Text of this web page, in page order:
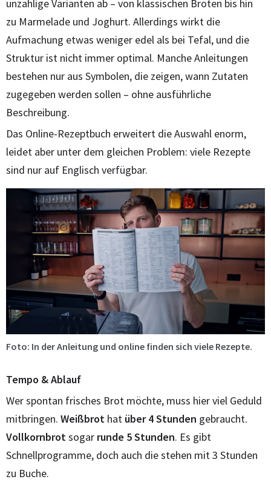
unzählige Varianten ab – von klassischen Broten bis hin
zu Marmelade und Joghurt. Allerdings wirkt die
Aufmachung etwas weniger edel als bei Tefal, und die
Struktur ist nicht immer optimal. Manche Anleitungen
bestehen nur aus Symbolen, die zeigen, wann Zutaten
zugegeben werden sollen – ohne ausführliche
Beschreibung.
Das Online-Rezeptbuch erweitert die Auswahl enorm,
leidet aber unter dem gleichen Problem: viele Rezepte
sind nur auf Englisch verfügbar.
Foto: In der Anleitung und online finden sich viele Rezepte.
Tempo & Ablauf
Wer spontan frisches Brot möchte, muss hier viel Geduld
mitbringen. Weißbrot hat über 4 Stunden gebraucht.
Vollkornbrot sogar runde 5 Stunden. Es gibt
Schnellprogramme, doch auch die stehen mit 3 Stunden
zu Buche.